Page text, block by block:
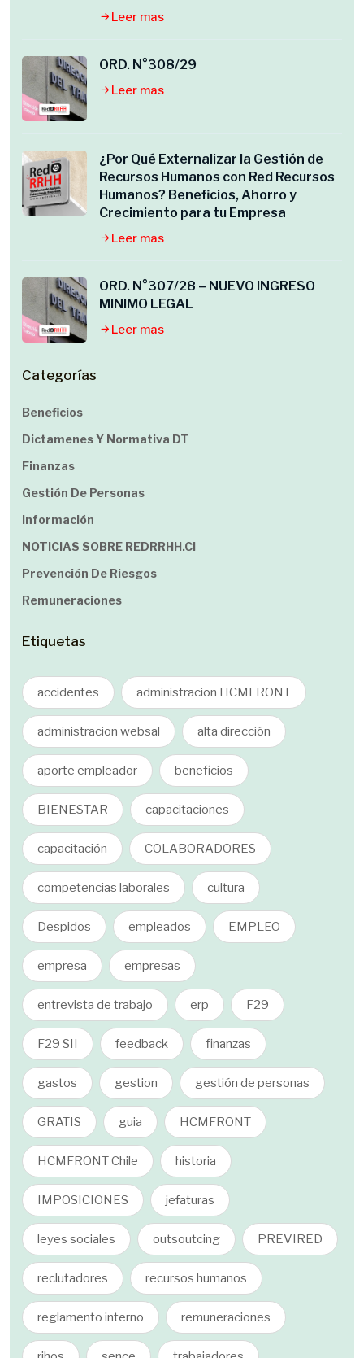
Leer mas
ORD. N°308/29
Leer mas
¿Por Qué Externalizar la Gestión de
Recursos Humanos con Red Recursos
Humanos? Beneficios, Ahorro y
Crecimiento para tu Empresa
Leer mas
ORD. N°307/28 – NUEVO INGRESO
MINIMO LEGAL
Leer mas
Categorías
Beneficios
Dictamenes Y Normativa DT
Finanzas
Gestión De Personas
Información
NOTICIAS SOBRE REDRRHH.cl
Prevención De Riesgos
Remuneraciones
Etiquetas
accidentes administracion HCMFRONT
administracion websal alta dirección
aporte empleador beneficios
BIENESTAR capacitaciones
capacitación COLABORADORES
competencias laborales cultura
Despidos empleados EMPLEO
empresa empresas
entrevista de trabajo erp F29
F29 SII feedback finanzas
gastos gestion gestión de personas
GRATIS guia HCMFRONT
HCMFRONT Chile historia
IMPOSICIONES jefaturas
leyes sociales outsoutcing PREVIRED
reclutadores recursos humanos
reglamento interno remuneraciones